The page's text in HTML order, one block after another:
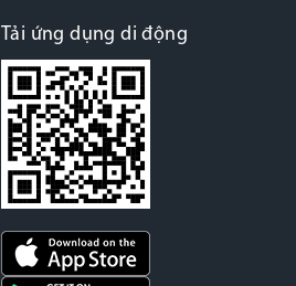
Tải ứng dụng di động